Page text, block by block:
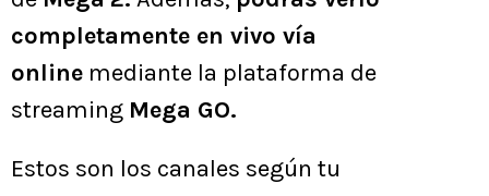
completamente en vivo vía
online mediante la plataforma de
streaming Mega GO.
Estos son los canales según tu